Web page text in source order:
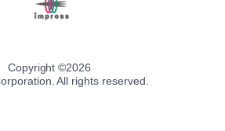
Copyright ©2026
All rights reserved.